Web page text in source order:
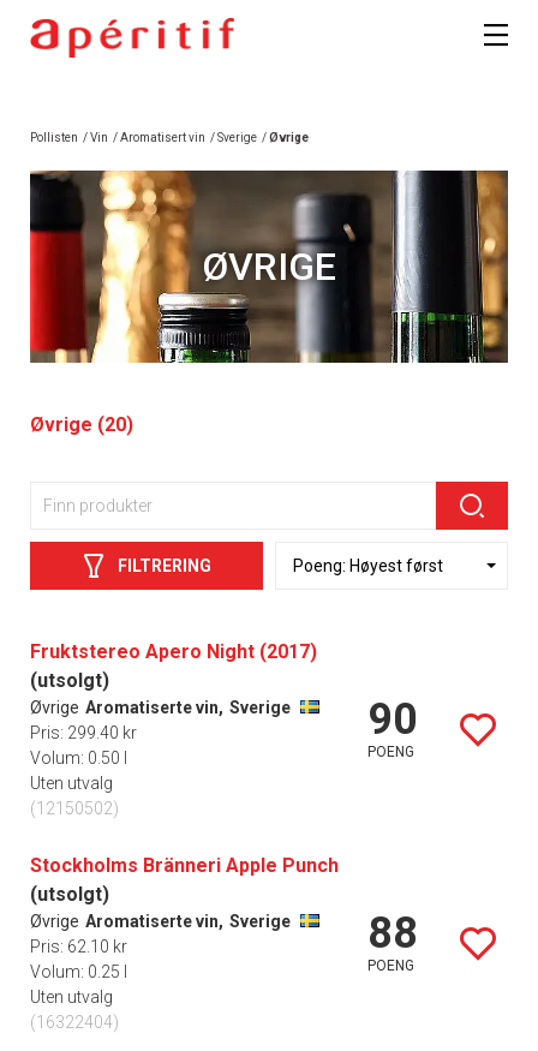
Pollisten /Vin /Aromatisert vin /Sverige /Øvrige
ØVRIGE
Øvrige (20)
FILTRERING
Fruktstereo Apero Night (2017)
(utsolgt)
Øvrige Aromatiserte vin, Sverige
Pris: 299.40 kr
Volum: 0.50 l
Uten utvalg
(12150502)
90
POENG
Stockholms Bränneri Apple Punch
(utsolgt)
Øvrige Aromatiserte vin, Sverige
Pris: 62.10 kr
Volum: 0.25 l
Uten utvalg
(16322404)
88
POENG